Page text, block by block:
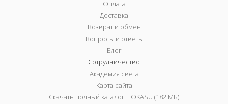
Оплата
Доставка
Возврат и обмен
Вопросы и ответы
Блог
Сотрудничество
Академия света
Карта сайта
Скачать полный каталог HOKASU (182 МБ)